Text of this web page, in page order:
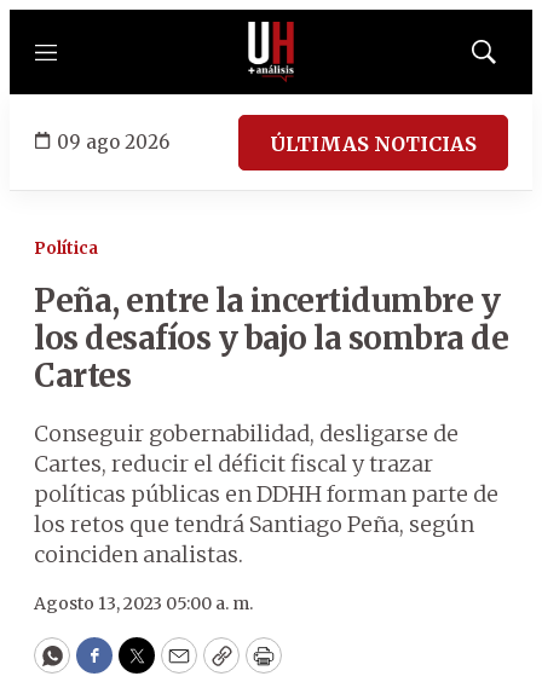
Menú
Mostrar
09 ago 2026 ÚLTIMAS NOTICIAS
Política
Peña, entre la incertidumbre y
los desafíos y bajo la sombra de
Cartes
Conseguir gobernabilidad, desligarse de
Cartes, reducir el déficit fiscal y trazar
políticas públicas en DDHH forman parte de
los retos que tendrá Santiago Peña, según
coinciden analistas.
Agosto 13, 2023 05:00 a. m.
WhatsApp
Facebook
Twitter
EmailCopyPrint